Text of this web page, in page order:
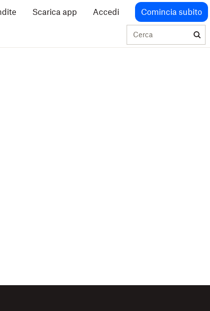
Scarica app Accedi Comincia subito
Cerca